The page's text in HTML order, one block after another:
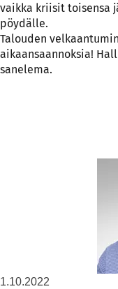
vaikka kriisit toisensa
pöydälle.
Talouden
aikaansaannoksia!
sanelema.
1.10.2022